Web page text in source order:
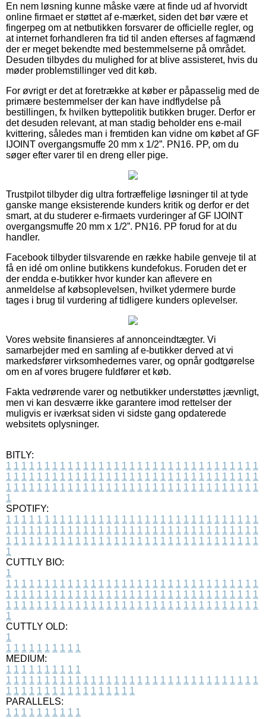
En nem løsning kunne måske være at finde ud af hvorvidt
online firmaet er støttet af e-mærket, siden det bør være et
fingerpeg om at netbutikken forsvarer de officielle regler, og
at internet forhandleren fra tid til anden efterses af fagmænd
der er meget bekendte med bestemmelserne på området.
Desuden tilbydes du mulighed for at blive assisteret, hvis du
møder problemstillinger ved dit køb.
For øvrigt er det at foretrække at køber er påpasselig med de
primære bestemmelser der kan have indflydelse på
bestillingen, fx hvilken byttepolitik butikken bruger. Derfor er
det desuden relevant, at man stadig beholder ens e-mail
kvittering, således man i fremtiden kan vidne om købet af GF
IJOINT overgangsmuffe 20 mm x 1/2”. PN16. PP, om du
søger efter varer til en dreng eller pige.
Trustpilot tilbyder dig ultra fortræffelige løsninger til at tyde
ganske mange eksisterende kunders kritik og derfor er det
smart, at du studerer e-firmaets vurderinger af GF IJOINT
overgangsmuffe 20 mm x 1/2”. PN16. PP forud for at du
handler.
Facebook tilbyder tilsvarende en række habile genveje til at
få en idé om online butikkens kundefokus. Foruden det er
der endda e-butikker hvor kunder kan aflevere en
anmeldelse af købsoplevelsen, hvilket ydermere burde
tages i brug til vurdering af tidligere kunders oplevelser.
Vores website finansieres af annonceindtægter. Vi
samarbejder med en samling af e-butikker derved at vi
markedsfører virksomhedernes varer, og opnår godtgørelse
om en af vores brugere fuldfører et køb.
Fakta vedrørende varer og netbutikker understøttes jævnligt,
men vi kan desværre ikke garantere imod rettelser der
muligvis er iværksat siden vi sidste gang opdaterede
websitets oplysninger.
BITLY:
1 1 1 1 1 1 1 1 1 1 1 1 1 1 1 1 1 1 1 1 1 1 1 1 1 1 1 1 1 1 1 1 1
1 1 1 1 1 1 1 1 1 1 1 1 1 1 1 1 1 1 1 1 1 1 1 1 1 1 1 1 1 1 1 1 1
1 1 1 1 1 1 1 1 1 1 1 1 1 1 1 1 1 1 1 1 1 1 1 1 1 1 1 1 1 1 1 1 1
1
SPOTIFY:
1 1 1 1 1 1 1 1 1 1 1 1 1 1 1 1 1 1 1 1 1 1 1 1 1 1 1 1 1 1 1 1 1
1 1 1 1 1 1 1 1 1 1 1 1 1 1 1 1 1 1 1 1 1 1 1 1 1 1 1 1 1 1 1 1 1
1 1 1 1 1 1 1 1 1 1 1 1 1 1 1 1 1 1 1 1 1 1 1 1 1 1 1 1 1 1 1 1 1
1
CUTTLY BIO:
1
1 1 1 1 1 1 1 1 1 1 1 1 1 1 1 1 1 1 1 1 1 1 1 1 1 1 1 1 1 1 1 1 1
1 1 1 1 1 1 1 1 1 1 1 1 1 1 1 1 1 1 1 1 1 1 1 1 1 1 1 1 1 1 1 1 1
1 1 1 1 1 1 1 1 1 1 1 1 1 1 1 1 1 1 1 1 1 1 1 1 1 1 1 1 1 1 1 1 1
1
CUTTLY OLD:
1
1 1 1 1 1 1 1 1 1 1
MEDIUM:
1 1 1 1 1 1 1 1 1 1
1 1 1 1 1 1 1 1 1 1 1 1 1 1 1 1 1 1 1 1 1 1 1 1 1 1 1 1 1 1 1 1 1
1 1 1 1 1 1 1 1 1 1 1 1 1 1 1 1 1
PARALLELS:
1 1 1 1 1 1 1 1 1 1